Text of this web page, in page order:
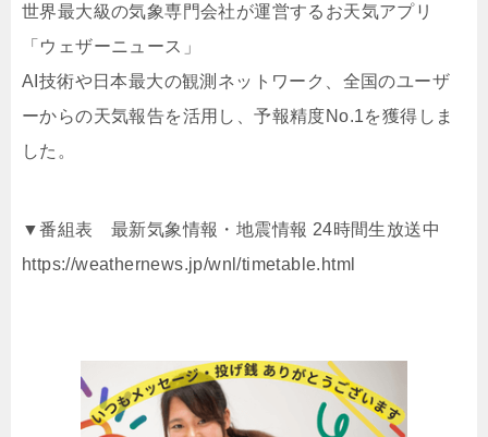
世界最大級の気象専門会社が運営するお天気アプリ
「ウェザーニュース」
AI技術や日本最大の観測ネットワーク、全国のユーザ
ーからの天気報告を活用し、予報精度No.1を獲得しま
した。
▼番組表 最新気象情報・地震情報 24時間生放送中
https://weathernews.jp/wnl/timetable.html